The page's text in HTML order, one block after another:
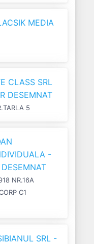
MEDIA
CLASS SRL
DESEMNAT
5
-
NR.16A
C1
SRL -